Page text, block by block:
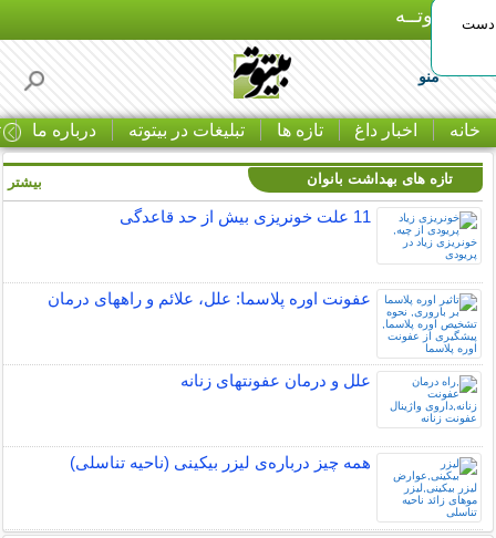
بـیتوتــه
منو
خانه اخبار داغ تازه ها تبلیغات در بیتوته درباره ما
دست
تازه های بهداشت بانوان
11 علت خونریزی بیش از حد قاعدگی
عفونت اوره پلاسما: علل، علائم و راههای درمان
علل و درمان عفونتهای زنانه
همه چیز درباره‌ی لیزر بیکینی (ناحیه تناسلی)
بیشتر